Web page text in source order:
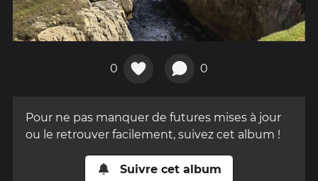
0 0
Pour ne pas manquer de futures mises à jour
ou le retrouver facilement, suivez cet album !
Suivre cet album